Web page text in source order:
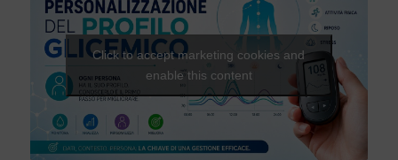
Click to accept marketing cookies and
enable this content